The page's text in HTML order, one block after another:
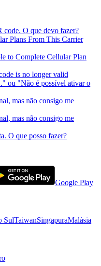
code. O que devo fazer?
Plans From This Carrier
to Complete Cellular Plan
is no longer valid
ou "Não é possível ativar o
mas não consigo me
mas não consigo me
O que posso fazer?
Google Play
SulTaiwanSingapuraMalásia